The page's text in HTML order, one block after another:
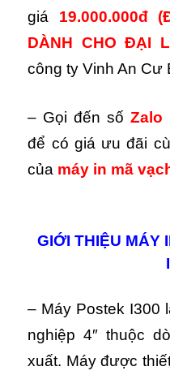
giá 19.000.000đ
DÀNH CHO ĐẠI
công ty Vinh An Cư
– Gọi đến số Zalo
để có giá ưu đãi
của máy in mã
GIỚI THIỆU MÁY
– Máy Postek I300
nghiệp 4″ thuộc
xuất. Máy được